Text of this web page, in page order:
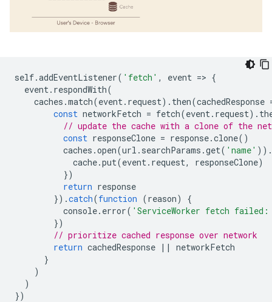
self.addEventListener( 'fetch' , event => {
event. respondWith(
caches .match(event. request). then(cachedResponse
const networkFetch = fetch(event. request).
// update the cache with a clone of the
const responseClone = response.clone()
caches .open(url . searchParams .get( 'name' )).
cache.put(event. request, responseClone)
})
return response
}).catch(function (reason)
{
console. error( 'ServiceWorker fetch
})
// prioritize cached response over network
return cachedResponse ||
networkFetch
}
)
)
})